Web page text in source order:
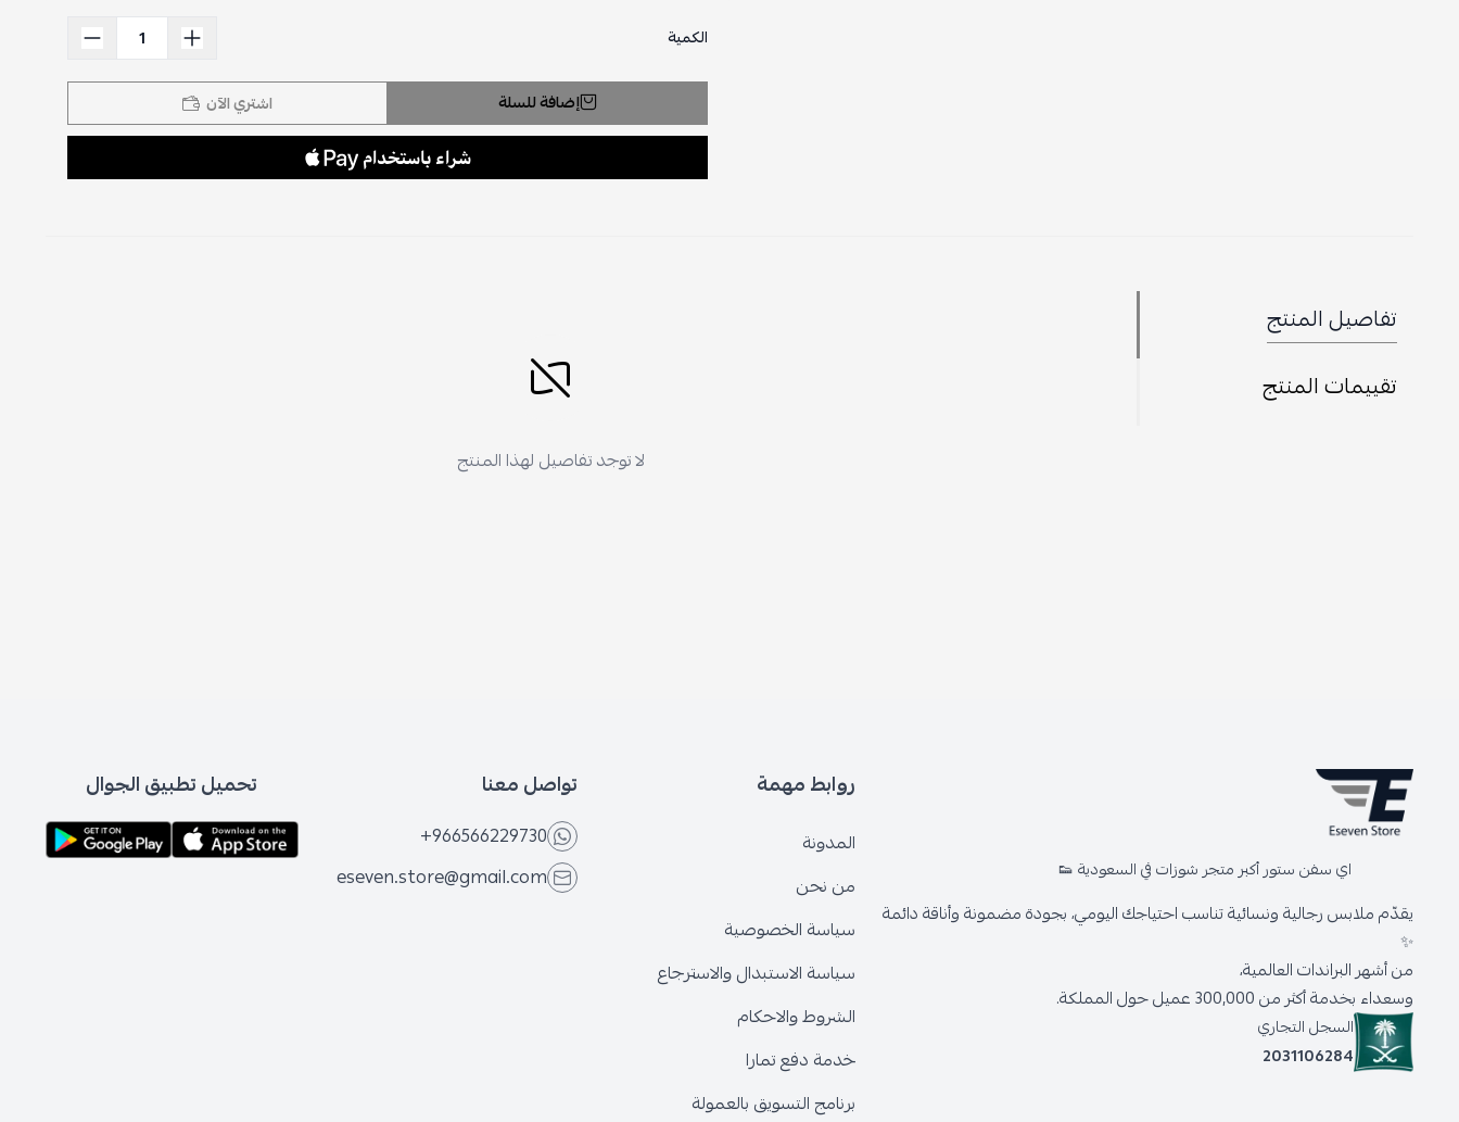
الكمية
إضافة للسلة اشتري الآن
تفاصيل المنتج
تقييمات المنتج
لا توجد تفاصيل لهذا المنتج
اي سفن ستور أكبر متجر شوزات في السعودية 👟
يقدّم ملابس رجالية ونسائية تناسب احتياجك اليومي، بجودة مضمونة وأناقة دائمة
✨
من أشهر البراندات العالمية،
وسعداء بخدمة أكثر من 300,000 عميل حول المملكة.
السجل التجاري
2031106284
روابط مهمة
المدونة
من نحن
سياسة الخصوصية
سياسة الاستبدال والاسترجاع
الشروط والاحكام
خدمة دفع تمارا
برنامج التسويق بالعمولة
تواصل معنا
+966566229730
eseven.store@gmail.com
تحميل تطبيق الجوال